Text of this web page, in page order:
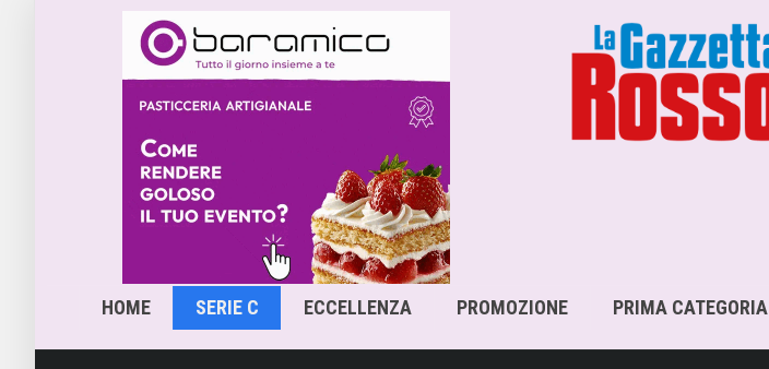
HOME SERIE C ECCELLENZA PROMOZIONE PRIMA CATEGORIA